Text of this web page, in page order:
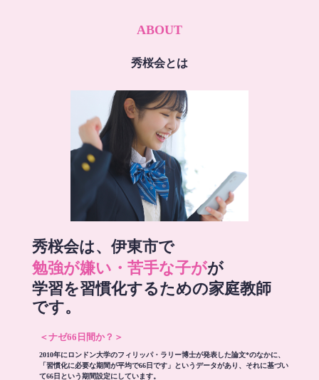
ABOUT
秀桜会とは
秀桜会は、伊東市で
勉強が嫌い・苦手な子がが
学習を習慣化するための家庭教師
です。
＜ナゼ66日間か？＞
2010年にロンドン大学のフィリッパ・ラリー博士が発表した論文*のなかに、
「習慣化に必要な期間が平均で66日です」というデータがあり、それに基づい
て66日という期間設定にしています。